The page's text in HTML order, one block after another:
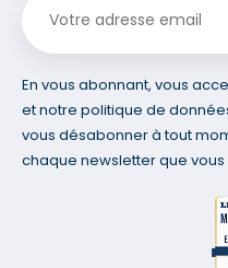
En vous abonnant, vous
et notre politique de
vous désabonner à tout
chaque newsletter que